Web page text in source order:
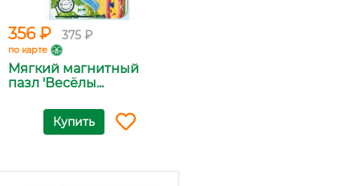
356 ₽ 375 ₽
по карте
Мягкий магнитный
пазл 'Весёлы...
Купить